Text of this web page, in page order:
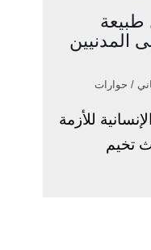
طبيعة
المدنيين
/ حوارات
للأزمة
2011، حيث تخيم